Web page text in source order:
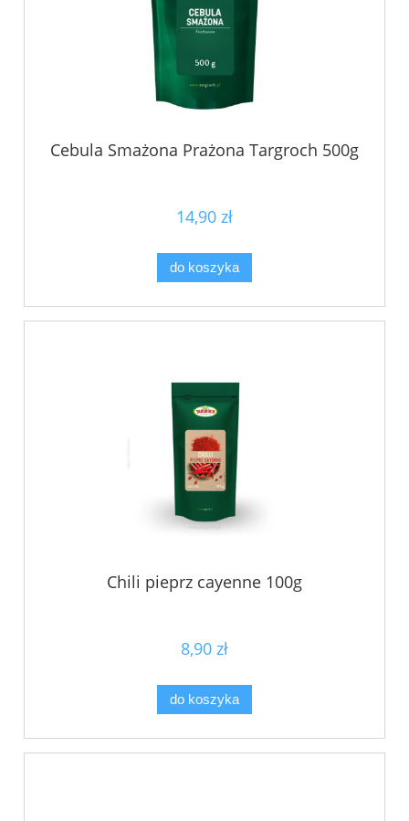
Cebula Smażona Prażona Targroch 500g
14,90 zł
do koszyka
Chili pieprz cayenne 100g
8,90 zł
do koszyka